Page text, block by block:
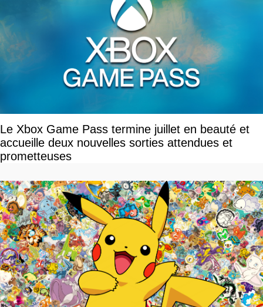
Le Xbox Game Pass termine juillet en beauté et
accueille deux nouvelles sorties attendues et
prometteuses